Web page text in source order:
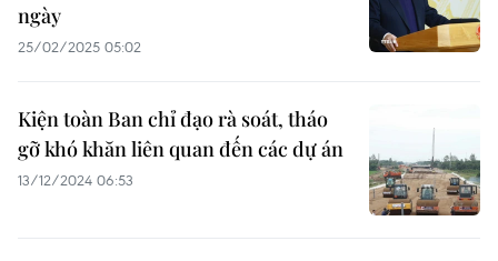
ngày
25/02/2025 05:02
Kiện toàn Ban chỉ đạo rà soát, tháo
gỡ khó khăn liên quan đến các dự án
13/12/2024 06:53